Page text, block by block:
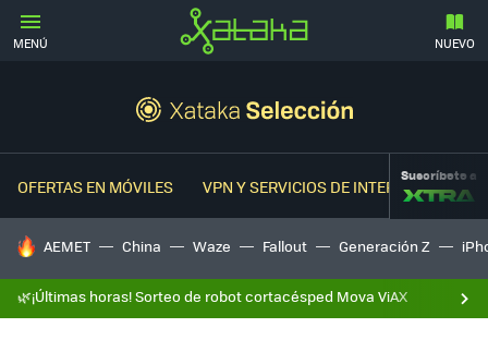
MENÚ NUEVO
OFERTAS EN MÓVILES VPN Y SERVICIOS DE INTERNETSuscríbete a
HOY SE HABLA DE
AEMET China Waze Fallout Generación Z
🌿¡Últimas horas! Sorteo de robot cortacésped Mova ViAX